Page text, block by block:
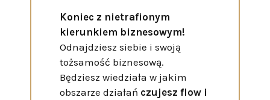
Koniec z nietrafionym
kierunkiem biznesowym!
Odnajdziesz siebie i swoją
tożsamość biznesową.
Będziesz wiedziała w jakim
obszarze działań czujesz flow i